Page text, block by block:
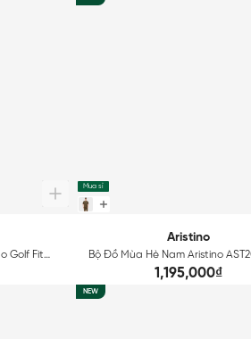
Golf Fit
Mua sỉ
Aristino
Bộ Đồ Mùa Hè Nam Aristino
1,195,000₫
NEW